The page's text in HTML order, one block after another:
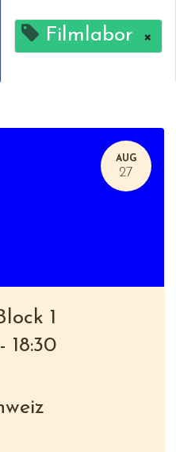
Filmlabor ×
AUG
27
1
- 18:30